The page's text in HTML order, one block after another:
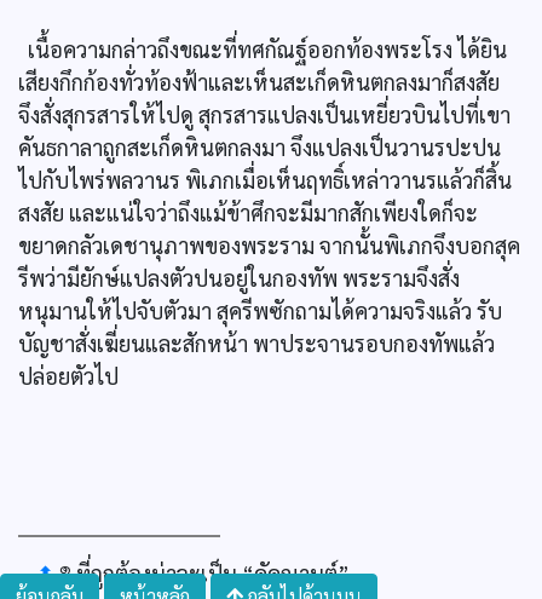
เนื้อความกล่าวถึงขณะที่ทศกัณฐ์ออกท้องพระโรง ได้ยิน
เสียงกึกก้องทั่วท้องฟ้าและเห็นสะเก็ดหินตกลงมาก็สงสัย
จึงสั่งสุกรสารให้ไปดู สุกรสารแปลงเป็นเหยี่ยวบินไปที่เขา
คันธกาลาถูกสะเก็ดหินตกลงมา จึงแปลงเป็นวานรปะปน
ไปกับไพร่พลวานร พิเภกเมื่อเห็นฤทธิ์เหล่าวานรแล้วก็สิ้น
สงสัย และแน่ใจว่าถึงแม้ข้าศึกจะมีมากสักเพียงใดก็จะ
ขยาดกลัวเดชานุภาพของพระราม จากนั้นพิเภกจึงบอกสุค
รีพว่ามียักษ์แปลงตัวปนอยู่ในกองทัพ พระรามจึงสั่ง
หนุมานให้ไปจับตัวมา สุครีพซักถามได้ความจริงแล้ว รับ
บัญชาสั่งเฆี่ยนและสักหน้า พาประจานรอบกองทัพแล้ว
ปล่อยตัวไป
⬆๑ที่ถูกต้องน่าจะเป็น “คัคณานต์”